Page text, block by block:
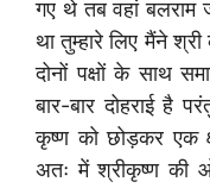
गए थे तब वहां बलराम
था तुम्हारे लिए मैंने
दोनों पक्षों के साथ
बार-बार दोहराई है
कृष्ण को छोड़कर एक
अतः में श्रीकृष्ण की